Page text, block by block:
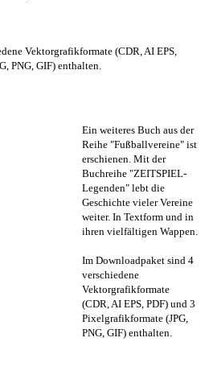
Vektorgrafikformate (CDR, AI EPS,
PNG, GIF) enthalten.
Ein weiteres Buch aus der
Reihe "Fußballvereine" ist
erschienen. Mit der
Buchreihe "ZEITSPIEL-
Legenden" lebt die
Geschichte vieler Vereine
weiter. In Textform und in
ihren vielfältigen Wappen.
Im Downloadpaket sind 4
verschiedene
Vektorgrafikformate
(CDR, AI EPS, PDF) und 3
Pixelgrafikformate (JPG,
PNG, GIF) enthalten.